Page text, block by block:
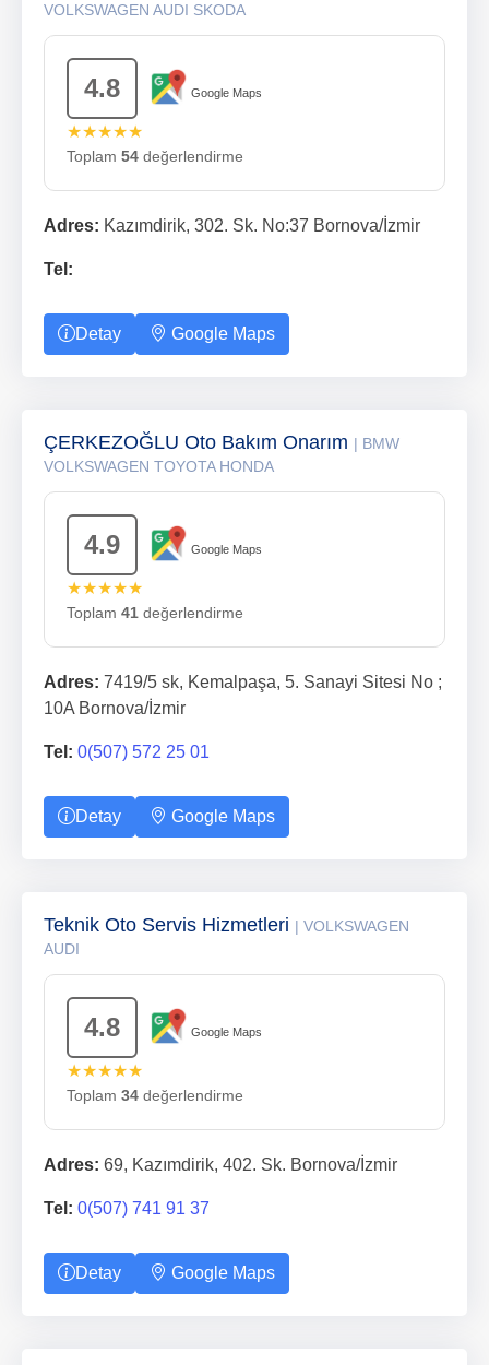
VOLKSWAGEN AUDI SKODA
4.8 Google Maps
★★★★★
Toplam 54 değerlendirme
Adres: Kazımdirik, 302. Sk. No:37 Bornova/İzmir
Tel:
Detay Google Maps
ÇERKEZOĞLU Oto Bakım Onarım | BMW
VOLKSWAGEN TOYOTA HONDA
4.9 Google Maps
★★★★★
Toplam 41 değerlendirme
Adres: 7419/5 sk, Kemalpaşa, 5. Sanayi Sitesi No ;
10A Bornova/İzmir
Tel: 0(507) 572 25 01
Detay Google Maps
Teknik Oto Servis Hizmetleri | VOLKSWAGEN
AUDI
4.8 Google Maps
★★★★★
Toplam 34 değerlendirme
Adres: 69, Kazımdirik, 402. Sk. Bornova/İzmir
Tel: 0(507) 741 91 37
Detay Google Maps